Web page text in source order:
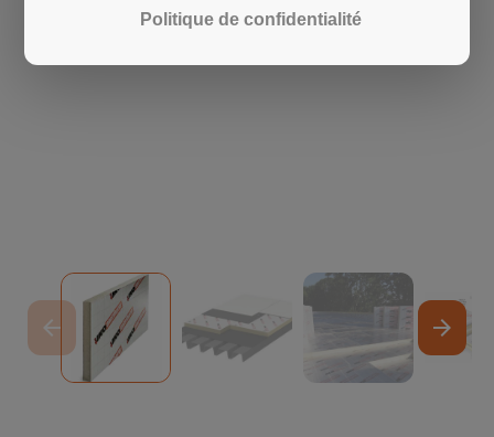
arrow_forward
arrow_back
Politique de confidentialité